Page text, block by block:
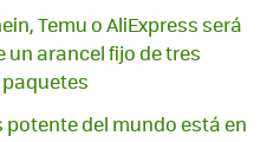
Temu o AliExpress será
un arancel fijo de tres
del mundo está en